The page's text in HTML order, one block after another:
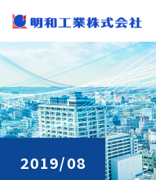
2019/08